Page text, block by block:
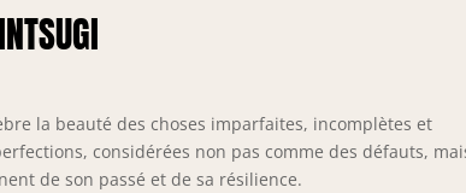
la beauté des choses imparfaites, incomplètes et
considérées non pas comme des défauts,
de son passé et de sa résilience.